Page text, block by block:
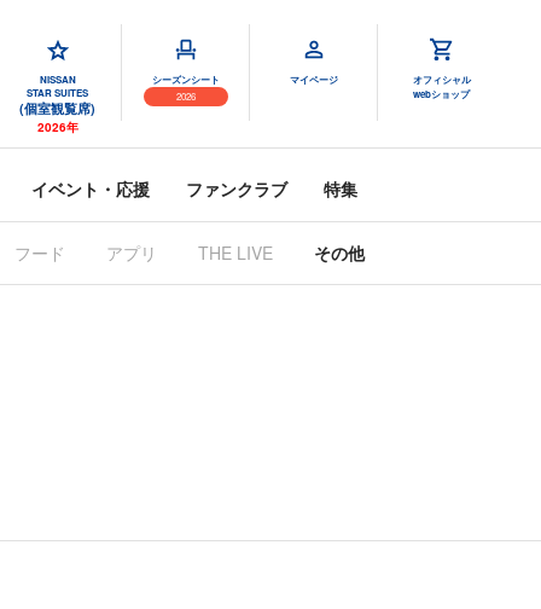
NISSAN
STAR SUITES
(個室観覧席)
2026年
シーズンシート
2026
マイページ
オフィシャル
webショップ
イベント・応援 ファンクラブ 特集
フード アプリ THE LIVE その他